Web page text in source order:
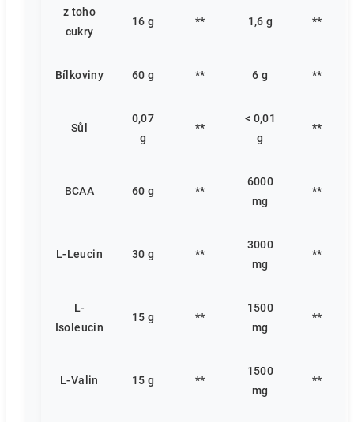
z toho
cukry
16 g ** 1,6 g **
Bílkoviny 60 g ** 6 g **
Sůl
0,07
g
**
< 0,01
g
**
BCAA 60 g **
6000
mg
**
L-Leucin 30 g **
3000
mg
**
L-
Isoleucin
15 g **
1500
mg
**
L-Valin 15 g **
1500
mg
**